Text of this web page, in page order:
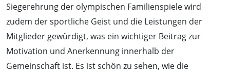
Siegerehrung der olympischen Familienspiele wird
zudem der sportliche Geist und die Leistungen der
Mitglieder gewürdigt, was ein wichtiger Beitrag zur
Motivation und Anerkennung innerhalb der
Gemeinschaft ist. Es ist schön zu sehen, wie die